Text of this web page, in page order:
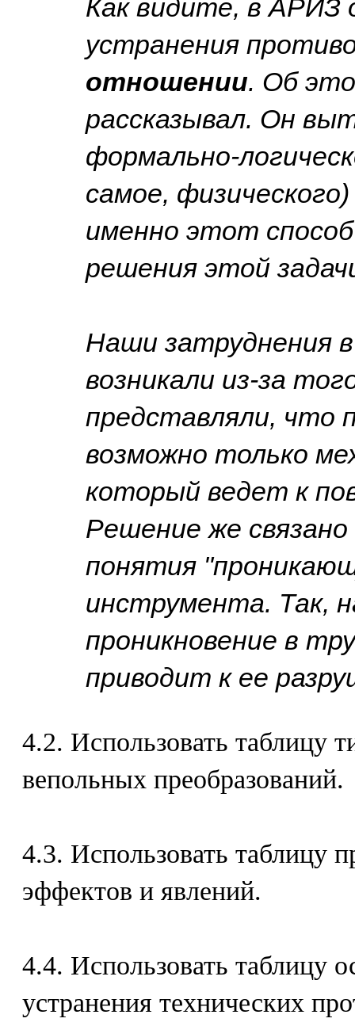
Как видите, в АРИЗ
устранения
отношении. Об
рассказывал. Он
формально-
самое,
именно этот
решения этой
Наши затруднения
возникали из-за
представляли, что
возможно только
который ведет к
Решение же
понятия
инструмента. Так,
проникновение в
приводит к ее
4.2. Использовать таблицу
вепольных преобразований.
4.3. Использовать таблицу
эффектов и явлений.
4.4. Использовать таблицу
устранения технических